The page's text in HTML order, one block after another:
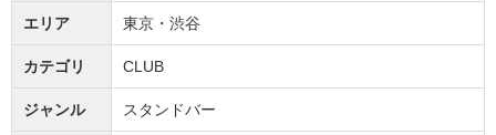
エリア 東京・渋谷
カテゴリ CLUB
ジャンル スタンドバー